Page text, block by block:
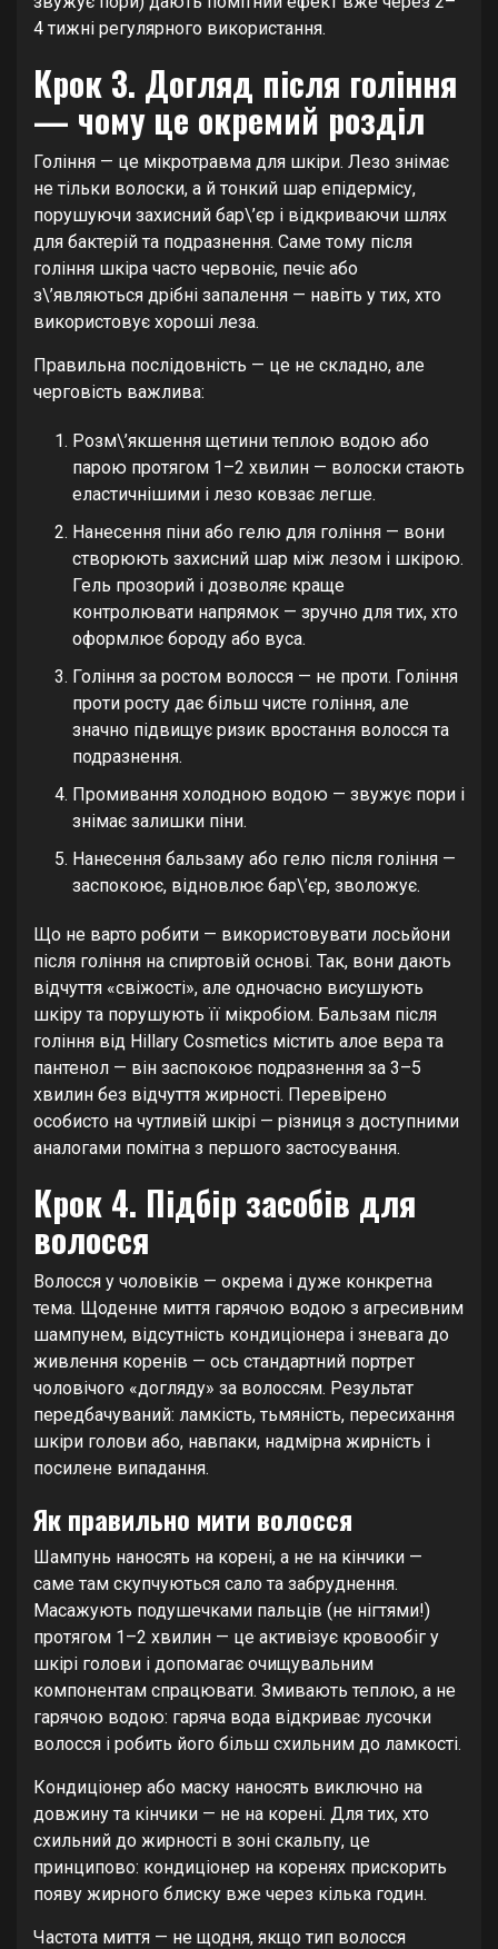
4 тижні регулярного використання.
Крок 3. Догляд після гоління
— чому це окремий розділ
Гоління — це мікротравма для шкіри. Лезо знімає
не тільки волоски, а й тонкий шар епідермісу,
порушуючи захисний бар\’єр і відкриваючи шлях
для бактерій та подразнення. Саме тому після
гоління шкіра часто червоніє, печіє або
з\’являються дрібні запалення — навіть у тих, хто
використовує хороші леза.
Правильна послідовність — це не складно, але
черговість важлива:
Розм\’якшення щетини теплою водою або
парою протягом 1–2 хвилин — волоски стають
еластичнішими і лезо ковзає легше.
Нанесення піни або гелю для гоління — вони
створюють захисний шар між лезом і шкірою.
Гель прозорий і дозволяє краще
контролювати напрямок — зручно для тих, хто
оформлює бороду або вуса.
Гоління за ростом волосся — не проти. Гоління
проти росту дає більш чисте гоління, але
значно підвищує ризик вростання волосся та
подразнення.
Промивання холодною водою — звужує пори і
знімає залишки піни.
Нанесення бальзаму або гелю після гоління —
заспокоює, відновлює бар\’єр, зволожує.
Що не варто робити — використовувати лосьйони
після гоління на спиртовій основі. Так, вони дають
відчуття «свіжості», але одночасно висушують
шкіру та порушують її мікробіом. Бальзам після
гоління від Hillary Cosmetics містить алое вера та
пантенол — він заспокоює подразнення за 3–5
хвилин без відчуття жирності. Перевірено
особисто на чутливій шкірі — різниця з доступними
аналогами помітна з першого застосування.
Крок 4. Підбір засобів для
волосся
Волосся у чоловіків — окрема і дуже конкретна
тема. Щоденне миття гарячою водою з агресивним
шампунем, відсутність кондиціонера і зневага до
живлення коренів — ось стандартний портрет
чоловічого «догляду» за волоссям. Результат
передбачуваний: ламкість, тьмяність, пересихання
шкіри голови або, навпаки, надмірна жирність і
посилене випадання.
Як правильно мити волосся
Шампунь наносять на корені, а не на кінчики —
саме там скупчуються сало та забруднення.
Масажують подушечками пальців (не нігтями!)
протягом 1–2 хвилин — це активізує кровообіг у
шкірі голови і допомагає очищувальним
компонентам спрацювати. Змивають теплою, а не
гарячою водою: гаряча вода відкриває лусочки
волосся і робить його більш схильним до ламкості.
Кондиціонер або маску наносять виключно на
довжину та кінчики — не на корені. Для тих, хто
схильний до жирності в зоні скальпу, це
принципово: кондиціонер на коренях прискорить
появу жирного блиску вже через кілька годин.
Частота миття — не щодня, якщо тип волосся